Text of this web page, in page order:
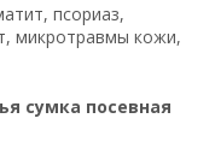
псориаз,
микротравмы кожи,
сумка посевная